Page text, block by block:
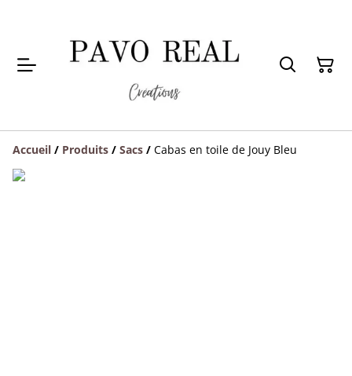
Accueil / Produits / Sacs / Cabas en toile de Jouy Bleu